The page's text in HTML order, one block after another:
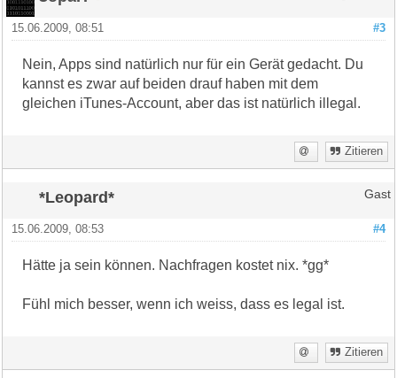
#3
15.06.2009, 08:51
Nein, Apps sind natürlich nur für ein Gerät gedacht. Du
kannst es zwar auf beiden drauf haben mit dem
gleichen iTunes-Account, aber das ist natürlich illegal.
Zitieren
*Leopard* Gast
#4
15.06.2009, 08:53
Hätte ja sein können. Nachfragen kostet nix. *gg*
Fühl mich besser, wenn ich weiss, dass es legal ist.
Zitieren